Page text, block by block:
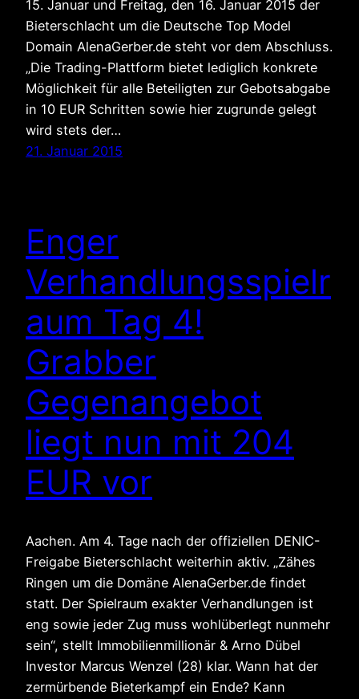
15. Januar und Freitag, den 16. Januar 2015 der
Bieterschlacht um die Deutsche Top Model
Domain AlenaGerber.de steht vor dem Abschluss.
„Die Trading-Plattform bietet lediglich konkrete
Möglichkeit für alle Beteiligten zur Gebotsabgabe
in 10 EUR Schritten sowie hier zugrunde gelegt
wird stets der…
21. Januar 2015
Enger
Verhandlungsspielr
aum Tag 4!
Grabber
Gegenangebot
liegt nun mit 204
EUR vor
Aachen. Am 4. Tage nach der offiziellen DENIC-
Freigabe Bieterschlacht weiterhin aktiv. „Zähes
Ringen um die Domäne AlenaGerber.de findet
statt. Der Spielraum exakter Verhandlungen ist
eng sowie jeder Zug muss wohlüberlegt nunmehr
sein“, stellt Immobilienmillionär & Arno Dübel
Investor Marcus Wenzel (28) klar. Wann hat der
zermürbende Bieterkampf ein Ende? Kann